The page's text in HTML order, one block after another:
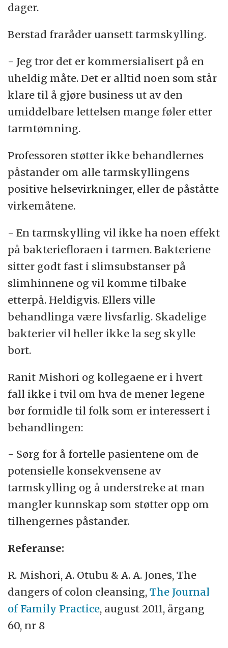
dager.
Berstad fraråder uansett tarmskylling.
- Jeg tror det er kommersialisert på en
uheldig måte. Det er alltid noen som står
klare til å gjøre business ut av den
umiddelbare lettelsen mange føler etter
tarmtømning.
Professoren støtter ikke behandlernes
påstander om alle tarmskyllingens
positive helsevirkninger, eller de påståtte
virkemåtene.
- En tarmskylling vil ikke ha noen effekt
på bakteriefloraen i tarmen. Bakteriene
sitter godt fast i slimsubstanser på
slimhinnene og vil komme tilbake
etterpå. Heldigvis. Ellers ville
behandlinga være livsfarlig. Skadelige
bakterier vil heller ikke la seg skylle
bort.
Ranit Mishori og kollegaene er i hvert
fall ikke i tvil om hva de mener legene
bør formidle til folk som er interessert i
behandlingen:
- Sørg for å fortelle pasientene om de
potensielle konsekvensene av
tarmskylling og å understreke at man
mangler kunnskap som støtter opp om
tilhengernes påstander.
Referanse:
R. Mishori, A. Otubu & A. A. Jones, The
dangers of colon cleansing,The Journal
of Family Practice, august 2011, årgang
60, nr 8